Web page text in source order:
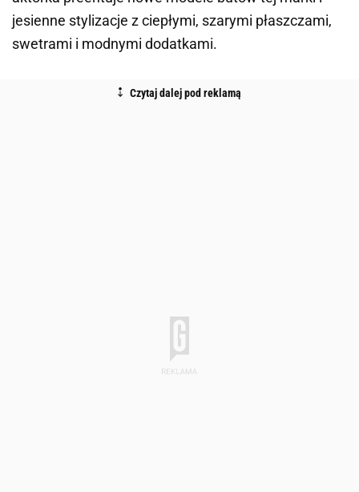
jesienne stylizacje z ciepłymi, szarymi płaszczami,
swetrami i modnymi dodatkami.